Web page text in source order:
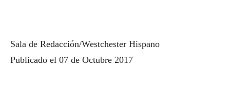
Sala de Redacción/Westchester Hispano
Publicado el 07 de Octubre 2017